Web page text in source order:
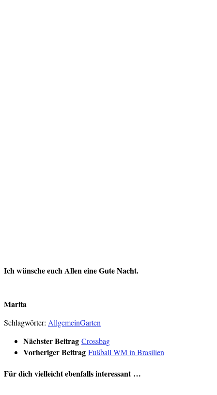
Ich wünsche euch Allen eine Gute Nacht.
Marita
Schlagwörter: AllgemeinGarten
Nächster Beitrag Crossbag
Vorheriger Beitrag Fußball WM in Brasilien
Für dich vielleicht ebenfalls interessant …